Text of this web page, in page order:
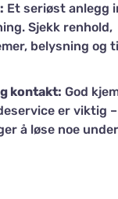
Et seriøst anlegg
Sjekk renhold,
belysning og
kontakt: God
er viktig
å løse noe